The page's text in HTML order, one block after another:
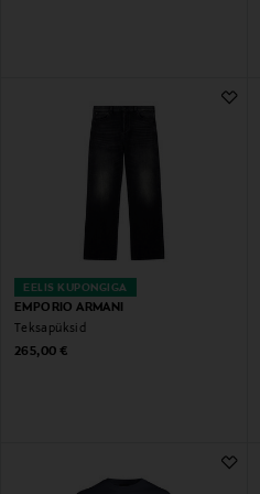
EELIS KUPONGIGA
EMPORIO ARMANI
Teksapüksid
Original Price
265,00 €